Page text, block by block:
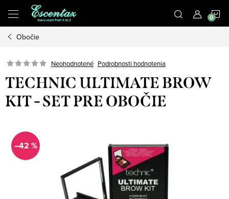
obsah
Obočie
Neohodnotené Podrobnosti hodnotenia
TECHNIC ULTIMATE BROW
KIT - SET PRE OBOČIE
–42 %